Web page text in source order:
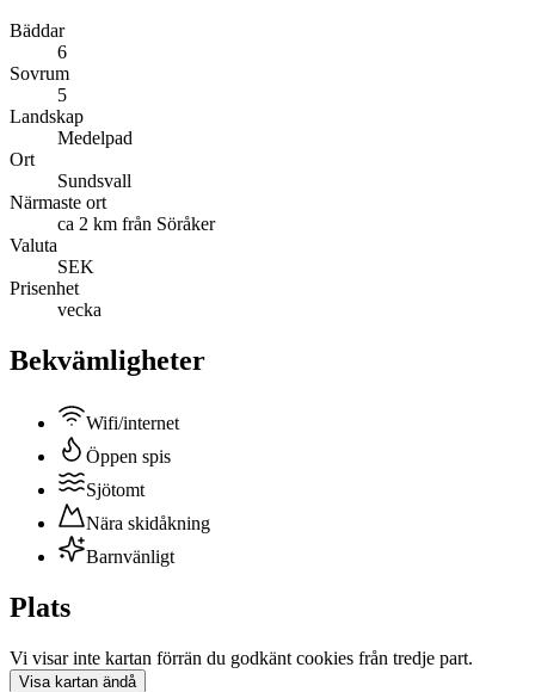
Bäddar
6
Sovrum
5
Landskap
Medelpad
Ort
Sundsvall
Närmaste ort
ca 2 km från Söråker
Valuta
SEK
Prisenhet
vecka
Bekvämligheter
Wifi/internet
Öppen spis
Sjötomt
Nära skidåkning
Barnvänligt
Plats
Vi visar inte kartan förrän du godkänt cookies från tredje part.
Visa kartan ändå